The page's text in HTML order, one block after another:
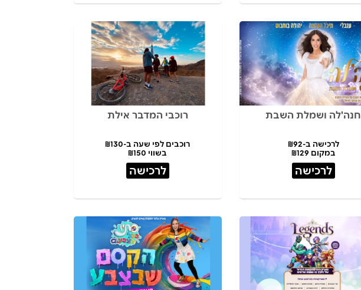
חנה'לה ושמלת השבת
לרכישה ב-₪92
במקום ₪129
לרכישה
רוכבי המדבר אילת
רוכבים לפי שעה ב-₪130
בשווי ₪150
לרכישה